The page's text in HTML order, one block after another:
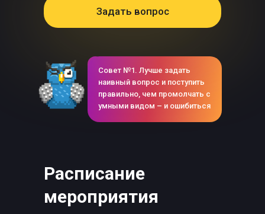
Совет №1. Лучше задать
наивный вопрос и поступить
правильно, чем промолчать с
умными видом – и ошибиться
Задать вопрос
Расписание
мероприятия